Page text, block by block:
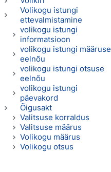
Volikogu istungi
ettevalmistamine
volikogu istungi
informatsioon
volikogu istungi määruse
eelnõu
volikogu istungi otsuse
eelnõu
volikogu istungi
päevakord
Õigusakt
Valitsuse korraldus
Valitsuse määrus
Volikogu määrus
Volikogu otsus